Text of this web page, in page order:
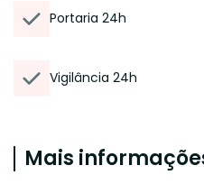
Portaria 24h
Vigilância 24h
Mais